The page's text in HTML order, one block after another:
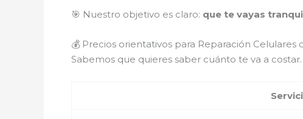
🎯 Nuestro objetivo es claro: que te vayas
💰 Precios orientativos para Reparación Celulares
Sabemos que quieres saber cuánto te va a